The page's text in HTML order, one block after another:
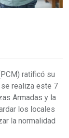
ratificó su
realiza este 7
Armadas y la
los locales
la normalidad